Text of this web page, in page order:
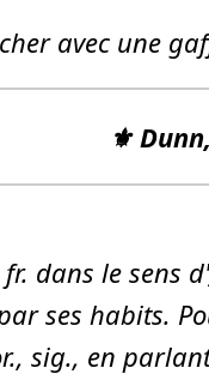
avec une
⚜️ Dunn,
fr. dans le sens
ses habits.
sig., en